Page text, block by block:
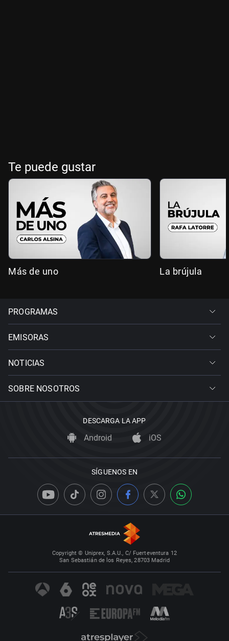
Te puede gustar
Más de uno La brújula
PROGRAMAS
EMISORAS
NOTICIAS
SOBRE NOSOTROS
DESCARGA LA APP
Android iOS
SÍGUENOS EN
Copyright © Uniprex, S.A.U., C/ Fuerteventura 12
San Sebastián de los Reyes, 28703 Madrid